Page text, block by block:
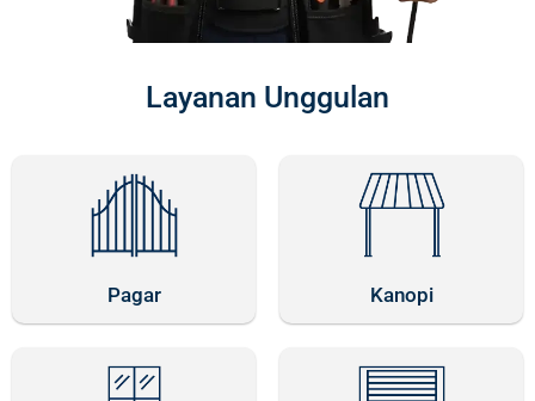
Layanan Unggulan
Pagar Kanopi